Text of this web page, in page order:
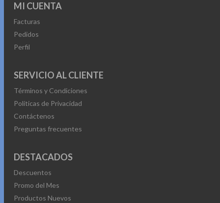
MI CUENTA
Facturas
Pedidos
Perfil
SERVICIO AL CLIENTE
Términos y Condiciones
Políticas de Privacidad
Contáctenos
Preguntas frecuentes
DESTACADOS
Descuentos
Promo del Mes
Productos Nuevos